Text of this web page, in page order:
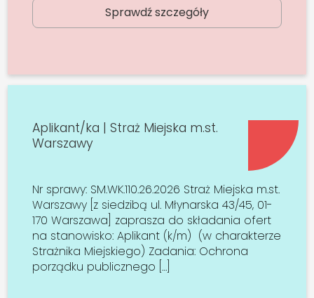
Sprawdź szczegóły
Aplikant/ka | Straż Miejska m.st.
Warszawy
Nr sprawy: SM.WK.110.26.2026 Straż Miejska m.st.
Warszawy [z siedzibą ul. Młynarska 43/45, 01-
170 Warszawa] zaprasza do składania ofert
na stanowisko: Aplikant (k/m) (w charakterze
Strażnika Miejskiego) Zadania: Ochrona
porządku publicznego […]